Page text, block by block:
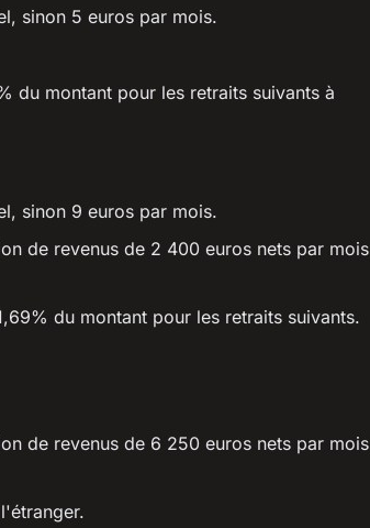
sinon 5 euros par mois.
du montant pour les retraits suivants à
sinon 9 euros par mois.
de revenus de 2 400 euros nets par mois
du montant pour les retraits suivants.
de revenus de 6 250 euros nets par mois